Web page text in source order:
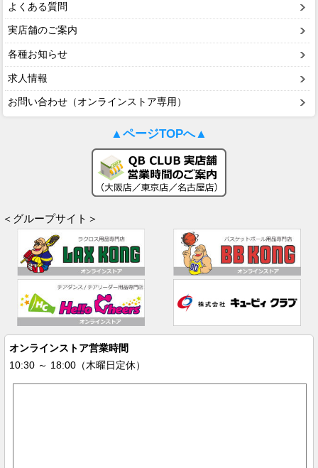
よくある質問
実店舗のご案内
各種お知らせ
求人情報
お問い合わせ（オンラインストア専用）
▲ページTOPへ▲
＜グループサイト＞
オンラインストア営業時間
10:30 ～ 18:00（木曜日定休）